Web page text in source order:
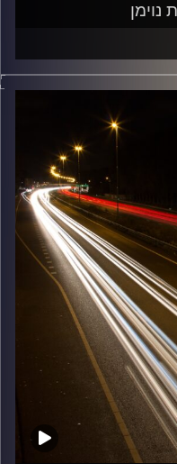
ארוך ותחזיר אותנו